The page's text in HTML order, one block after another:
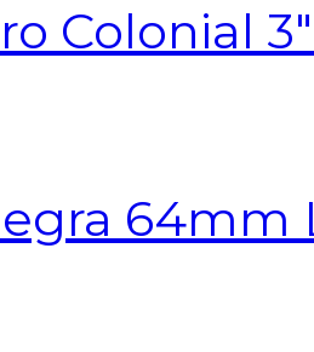
Colonial
64mm